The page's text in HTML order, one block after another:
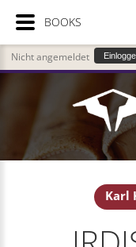
Nicht angemeldet
Karl
BOOKS